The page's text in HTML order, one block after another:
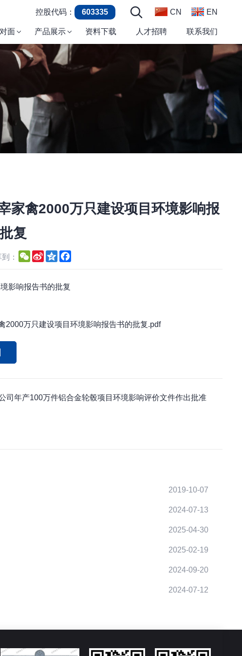
面 产品展示 资料下载 人才招聘 联系我们
控股代码： 603335 CN EN
家禽2000万只建设项目环境影响报
复
： WeChat
Sina
Weibo
QzoneFacebook
影响报告书的批复
2000万只建设项目环境影响报告书的批复.pdf
司年产100万件铝合金轮毂项目环境影响评价文件作出批准
2019-10-07
2024-07-13
2025-04-30
2025-02-19
2024-09-20
2024-07-12